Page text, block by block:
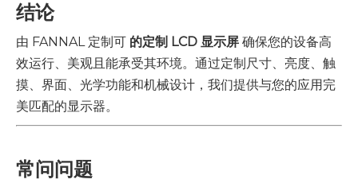
结论
由 FANNAL 定制可 的定制 LCD 显示屏 确保您的设备高
效运行、美观且能承受其环境。通过定制尺寸、亮度、触
摸、界面、光学功能和机械设计，我们提供与您的应用完
美匹配的显示器。
常问问题